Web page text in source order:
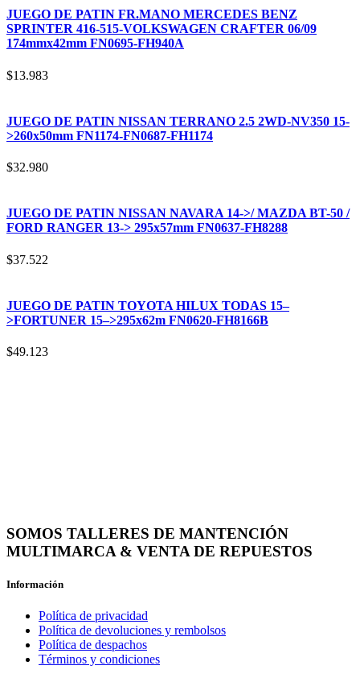
JUEGO DE PATIN FR.MANO MERCEDES BENZ
SPRINTER 416-515-VOLKSWAGEN CRAFTER 06/09
174mmx42mm FN0695-FH940A
$13.983
JUEGO DE PATIN NISSAN TERRANO 2.5 2WD-NV350 15-
>260x50mm FN1174-FN0687-FH1174
$32.980
JUEGO DE PATIN NISSAN NAVARA 14->/ MAZDA BT-50 /
FORD RANGER 13-> 295x57mm FN0637-FH8288
$37.522
JUEGO DE PATIN TOYOTA HILUX TODAS 15–
>FORTUNER 15–>295x62m FN0620-FH8166B
$49.123
SOMOS TALLERES DE MANTENCIÓN
MULTIMARCA & VENTA DE REPUESTOS
Información
Política de privacidad
Política de devoluciones y rembolsos
Política de despachos
Términos y condiciones